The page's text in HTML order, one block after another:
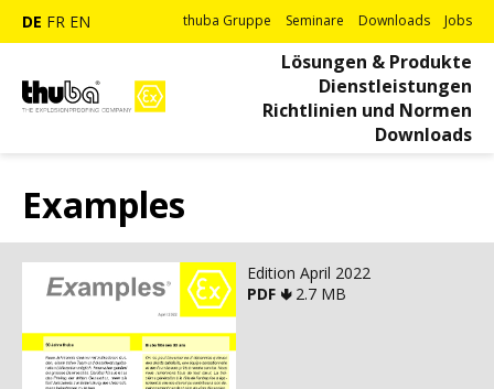
DE FR EN thuba Gruppe Seminare Downloads Jobs
Lösungen & Produkte
Dienstleistungen
Richtlinien und Normen
Downloads
Examples
Edition April 2022
PDF 🢃 2.7 MB